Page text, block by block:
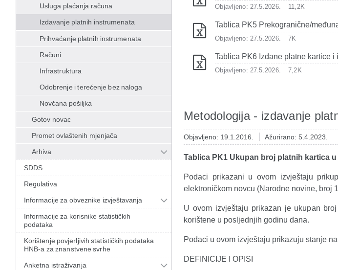
Usluga plaćanja računa
Izdavanje platnih instrumenata
Prihvaćanje platnih instrumenata
Računi
Infrastruktura
Odobrenje i terećenje bez naloga
Novčana pošiljka
Gotov novac
Promet ovlaštenih mjenjača
Arhiva
SDDS
Regulativa
Informacije za obveznike izvještavanja
Informacije za korisnike statističkih
podataka
Korištenje povjerljivih statističkih podataka
HNB-a za znanstvene svrhe
Anketna istraživanja
Objavljeno: 27.5.2026. 11,2K
Tablica PK5 Prekogranične/
Objavljeno: 27.5.2026. 7K
Tablica PK6 Izdane platne kartice
Objavljeno: 27.5.2026. 7,2K
Metodologija - izdavanje
Objavljeno: 19.1.2016. Ažurirano: 5.4.2023.
Tablica PK1 Ukupan broj platnih kartica
Podaci prikazani u ovom izvještaju
elektroničkom novcu (Narodne novine, broj
U ovom izvještaju prikazan je ukupan
korištene u posljednjih godinu dana.
Podaci u ovom izvještaju prikazuju stanje
DEFINICIJE I OPISI